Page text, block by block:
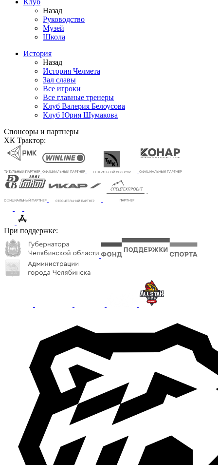
Клуб
Назад
Руководство
Музей
Школа
История
Назад
История Челмета
Зал славы
Все игроки
Все главные тренеры
Клуб Валерия Белоусова
Клуб Юрия Шумакова
Спонсоры и партнеры
ХК Трактор:
При поддержке: